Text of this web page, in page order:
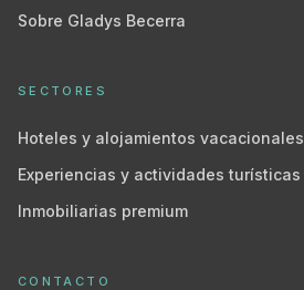
Sobre Gladys Becerra
SECTORES
Hoteles y alojamientos vacacionales
Experiencias y actividades turísticas
Inmobiliarias premium
CONTACTO